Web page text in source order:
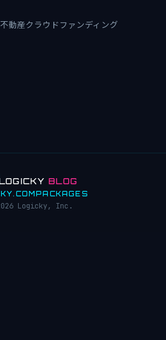
不動産クラウドファンディング
BLOG
PACKAGES
Logicky, Inc.